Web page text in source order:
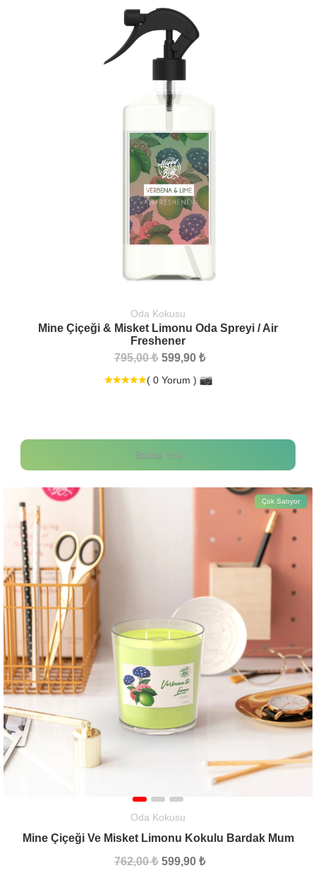
Oda Kokusu
Mine Çiçeği & Misket Limonu Oda Spreyi / Air
Freshener
795,00 ₺ 599,90 ₺
( 0 Yorum )
Stokta Yok
Çok Satıyor
Oda Kokusu
Mine Çiçeği Ve Misket Limonu Kokulu Bardak Mum
762,00 ₺ 599,90 ₺